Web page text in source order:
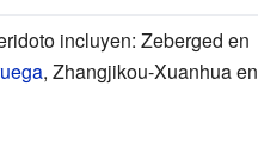
incluyen: Zeberged en
, Zhangjikou-Xuanhua en